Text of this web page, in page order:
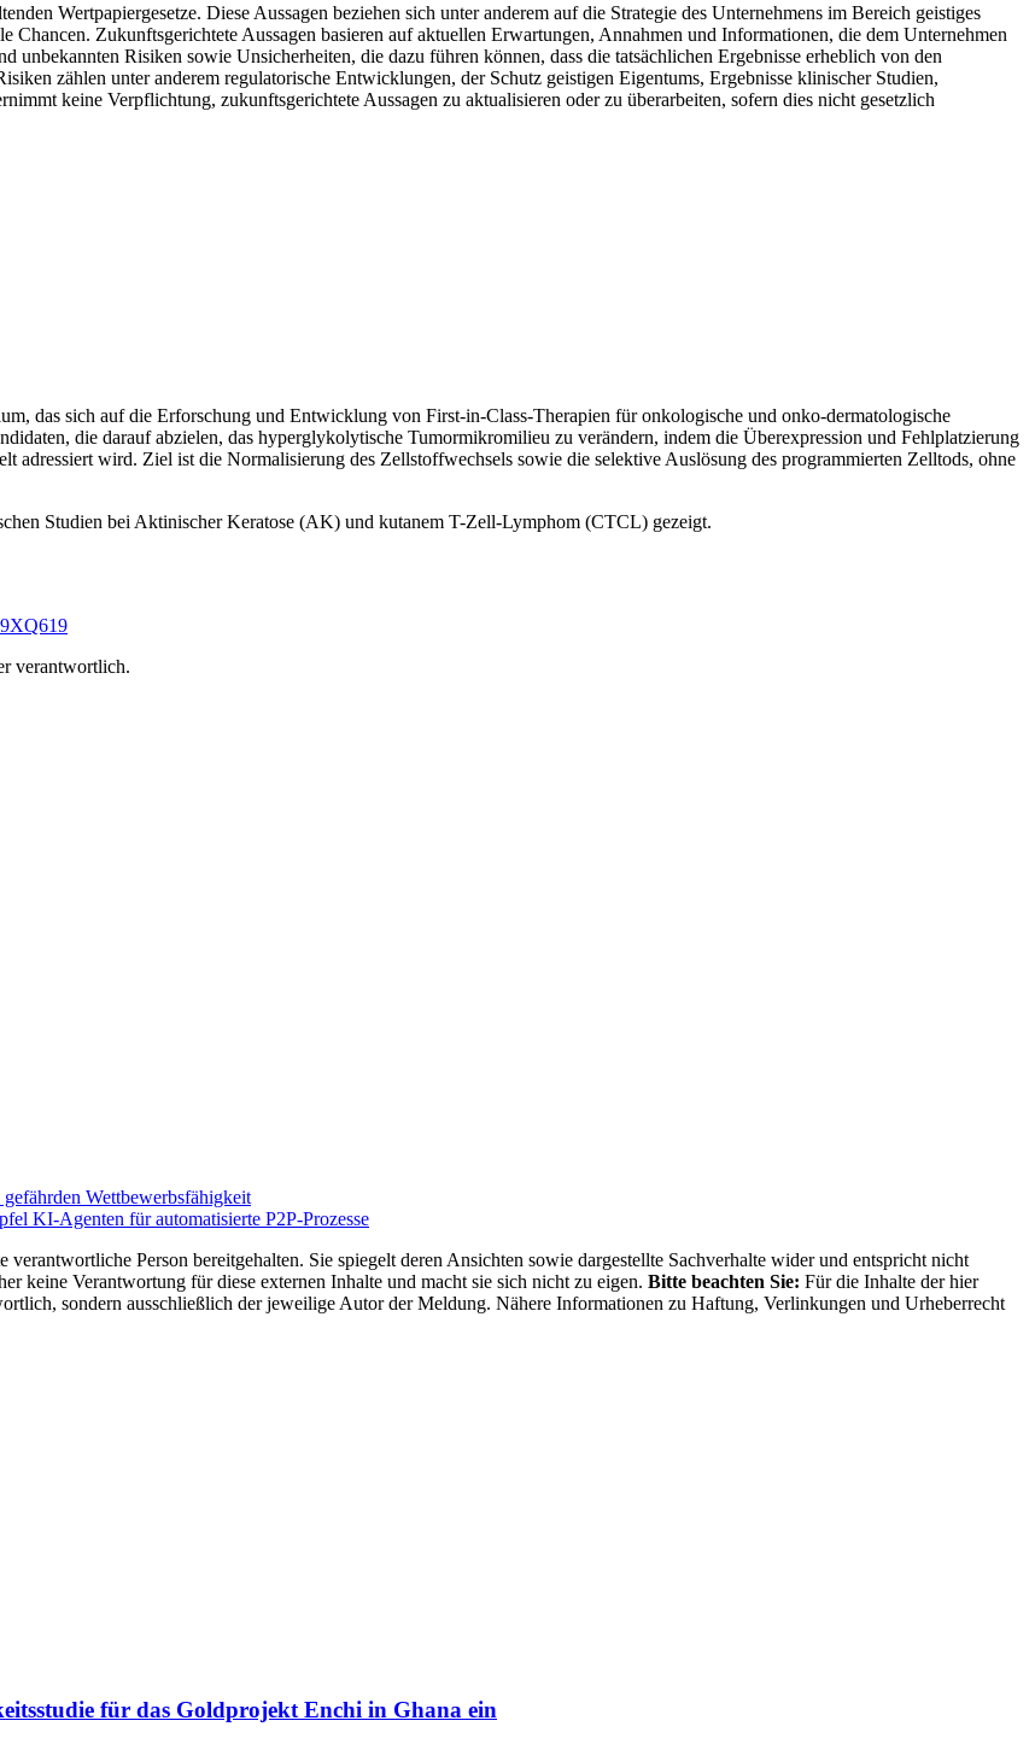
Wertpapiergesetze. Diese Aussagen beziehen sich unter anderem auf die Strategie des Unternehmens im Bereich geistiges
Zukunftsgerichtete Aussagen basieren auf aktuellen Erwartungen, Annahmen und Informationen, die dem Unternehmen
Risiken sowie Unsicherheiten, die dazu führen können, dass die tatsächlichen Ergebnisse erheblich von den
zählen unter anderem regulatorische Entwicklungen, der Schutz geistigen Eigentums, Ergebnisse klinischer Studien,
keine Verpflichtung, zukunftsgerichtete Aussagen zu aktualisieren oder zu überarbeiten, sofern dies nicht gesetzlich
das sich auf die Erforschung und Entwicklung von First-in-Class-Therapien für onkologische und onko-dermatologische
die darauf abzielen, das hyperglykolytische Tumormikromilieu zu verändern, indem die Überexpression und Fehlplatzierung
wird. Ziel ist die Normalisierung des Zellstoffwechsels sowie die selektive Auslösung des programmierten Zelltods, ohne
Studien bei Aktinischer Keratose (AK) und kutanem T-Zell-Lymphom (CTCL) gezeigt.
verantwortlich.
Wettbewerbsfähigkeit
KI-Agenten für automatisierte P2P-Prozesse
Person bereitgehalten. Sie spiegelt deren Ansichten sowie dargestellte Sachverhalte wider und entspricht nicht
keine Verantwortung für diese externen Inhalte und macht sie sich nicht zu eigen. Bitte beachten Sie: Für die Inhalte der hier
sondern ausschließlich der jeweilige Autor der Meldung. Nähere Informationen zu Haftung, Verlinkungen und Urheberrecht
für das Goldprojekt Enchi in Ghana ein